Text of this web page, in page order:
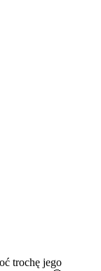
trochę jego